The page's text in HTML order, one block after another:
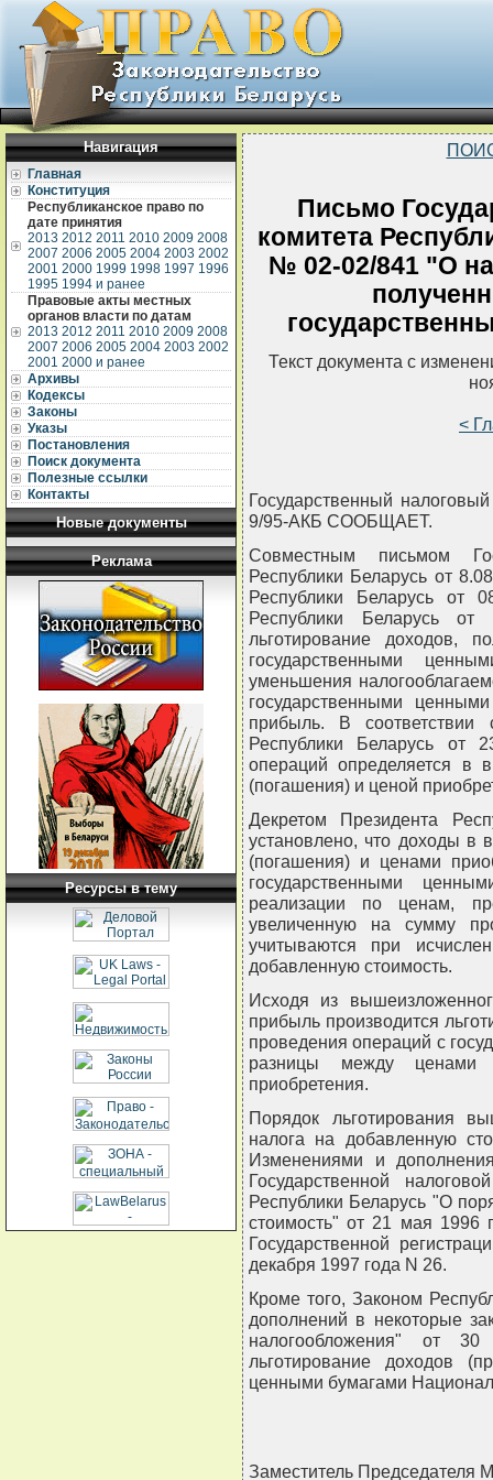
Навигация
Главная
Конституция
Республиканское право по
дате принятия
2013 2012 2011 2010 2009 2008
2007 2006 2005 2004 2003 2002
2001 2000 1999 1998 1997 1996
1995 1994 и ранее
Правовые акты местных
органов власти по датам
2013 2012 2011 2010 2009 2008
2007 2006 2005 2004 2003 2002
2001 2000 и ранее
Архивы
Кодексы
Законы
Указы
Постановления
Поиск документа
Полезные ссылки
Контакты
Новые документы
Реклама
Ресурсы в тему
Письмо
комитета
№ 02-02/841 "О
Текст документа с
<
Государственный
9/95-АКБ СООБЩАЕТ.
Совместным письмом
Республики Беларусь от
Республики Беларусь от
Республики Беларусь
льготирование доходов,
государственными
уменьшения
государственными
прибыль. В соответствии
Республики Беларусь от
операций определяется в
(погашения) и ценой
Декретом Президента
установлено, что доходы в
(погашения) и ценами
государственными
реализации по ценам,
увеличенную на сумму
учитываются при
добавленную стоимость.
Исходя из
прибыль производится
проведения операций с
разницы между ценами
приобретения.
Порядок льготирования
налога на добавленную
Изменениями и
Государственной
Республики Беларусь "О
стоимость" от 21 мая 1996
Государственной
декабря 1997 года N 26.
Кроме того, Законом
дополнений в некоторые
налогообложения" от
льготирование доходов
ценными бумагами
Заместитель